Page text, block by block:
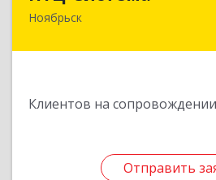
Ноябрьск
Клиентов на сопровождении
Отправить
629804, Ямало-Ненецкий АО,
Отправить